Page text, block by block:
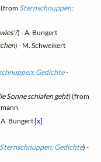
(fromSternschnuppen;
) - A. Bungert
) - M. Schweikert
Gedichte-
Sonne schlafen geht) (from
A. Bungert[x]
Sternschnuppen; Gedichte) -